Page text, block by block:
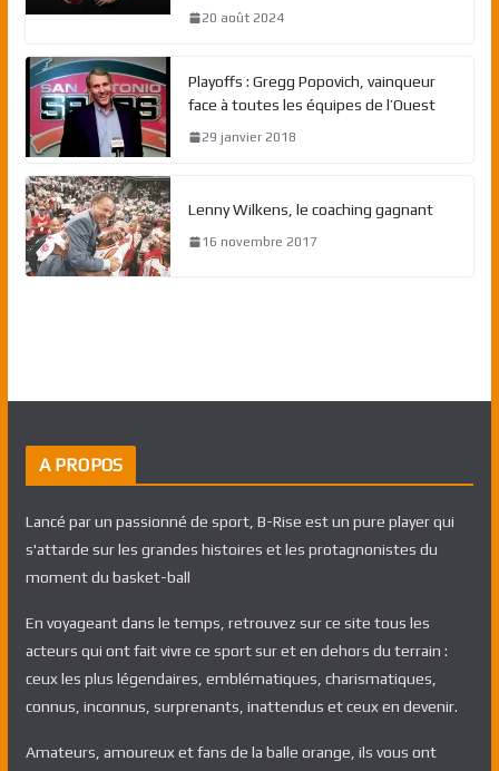
20 août 2024
Playoffs : Gregg Popovich, vainqueur
face à toutes les équipes de l’Ouest
29 janvier 2018
Lenny Wilkens, le coaching gagnant
16 novembre 2017
A PROPOS
Lancé par un passionné de sport, B-Rise est un pure player qui
s'attarde sur les grandes histoires et les protagnonistes du
moment du basket-ball
En voyageant dans le temps, retrouvez sur ce site tous les
acteurs qui ont fait vivre ce sport sur et en dehors du terrain :
ceux les plus légendaires, emblématiques, charismatiques,
connus, inconnus, surprenants, inattendus et ceux en devenir.
Amateurs, amoureux et fans de la balle orange, ils vous ont